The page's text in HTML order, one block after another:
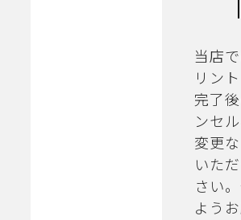
当店
リン
完了
ンセ
変更
いた
さい
よう